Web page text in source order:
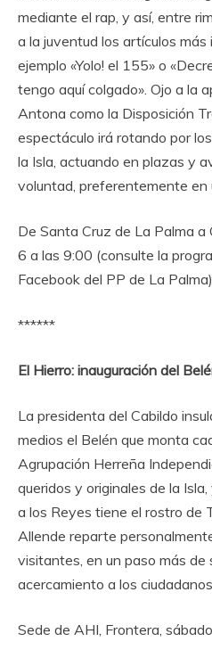
mediante el rap, y así, entre
a la juventud los artículos
ejemplo «Yolo! el 155» o
tengo aquí colgado». Ojo a la
Antona como la Disposición
espectáculo irá rotando por
la Isla, actuando en plazas y
voluntad, preferentemente en
De Santa Cruz de La Palma a
6 a las 9:00 (consulte la
Facebook del PP de La
******
El Hierro: inauguración del
La presidenta del Cabildo
medios el Belén que monta
Agrupación Herreña
queridos y originales de la
a los Reyes tiene el rostro de
Allende reparte
visitantes, en un paso más de
acercamiento a los
Sede de AHI, Frontera,